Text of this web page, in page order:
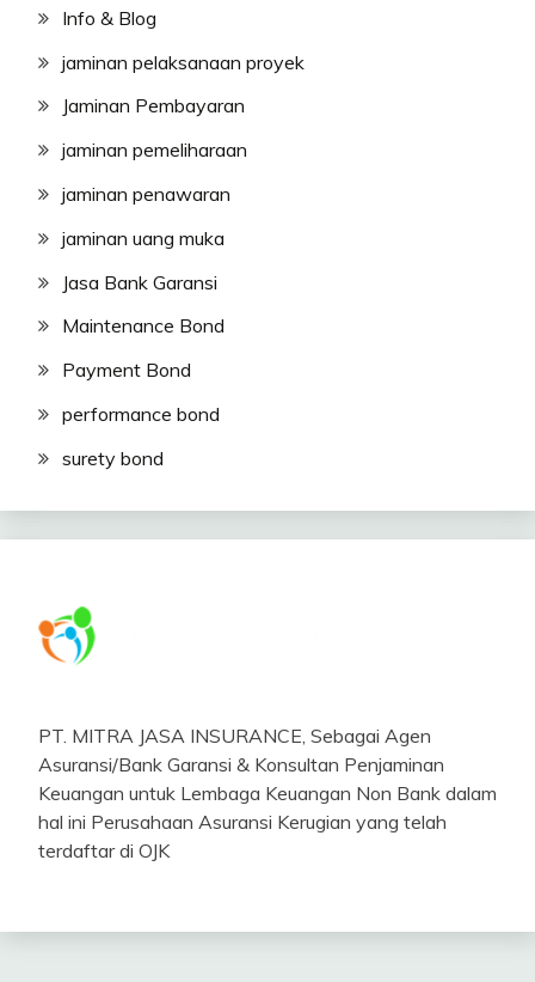
Info & Blog
jaminan pelaksanaan proyek
Jaminan Pembayaran
jaminan pemeliharaan
jaminan penawaran
jaminan uang muka
Jasa Bank Garansi
Maintenance Bond
Payment Bond
performance bond
surety bond
PT. MITRA JASA INSURANCE, Sebagai Agen
Asuransi/Bank Garansi & Konsultan Penjaminan
Keuangan untuk Lembaga Keuangan Non Bank dalam
hal ini Perusahaan Asuransi Kerugian yang telah
terdaftar di OJK